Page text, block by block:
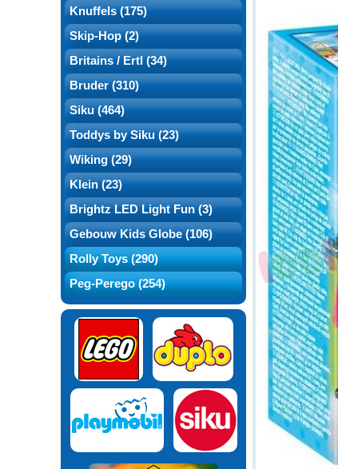
Knuffels (175)
Skip-Hop (2)
Britains / Ertl (34)
Bruder (310)
Siku (464)
Toddys by Siku (23)
Wiking (29)
Klein (23)
Brightz LED Light Fun (3)
Gebouw Kids Globe (106)
Rolly Toys (290)
Peg-Perego (254)